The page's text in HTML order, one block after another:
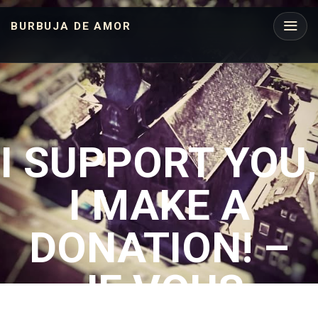
BURBUJA DE AMOR
I SUPPORT YOU,
I MAKE A
DONATION! –
JE VOUS